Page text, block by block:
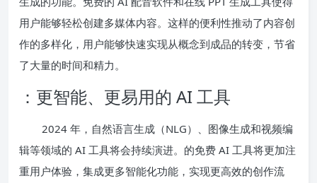
用户能够轻松创建多媒体内容。这样的便利性推动了内容创
作的多样化，用户能够快速实现从概念到成品的转变，节省
了大量的时间和精力。
：更智能、更易用的 AI 工具
2024 年，自然语言生成（NLG）、图像生成和视频编
辑等领域的 AI 工具将会持续演进。的免费 AI 工具将更加注
重用户体验，集成更多智能化功能，实现更高效的创作流